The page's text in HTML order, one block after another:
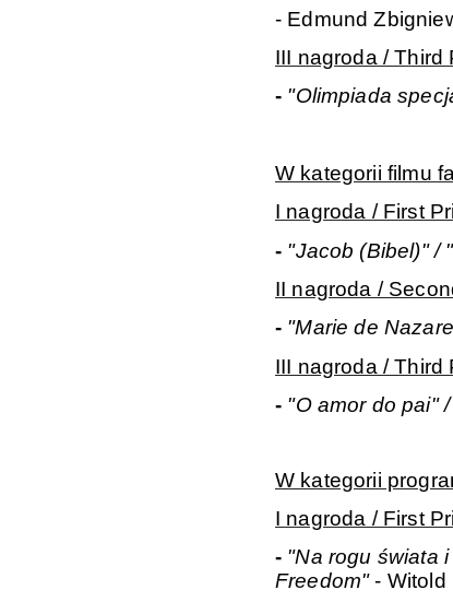
- Edmund
III nagroda / Third
- "Olimpiada
W kategorii filmu
I nagroda / First
- "Jacob (Bibel)" /
II nagroda /
- "Marie de
III nagroda / Third
- "O amor do pai"
W kategorii
I nagroda / First
- "Na rogu świata
Freedom"- Witold